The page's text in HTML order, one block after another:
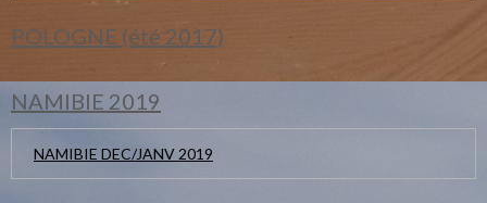
POLOGNE (été 2017)
NAMIBIE 2019
NAMIBIE DEC/JANV 2019